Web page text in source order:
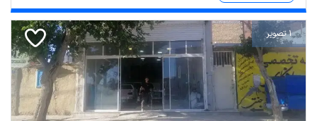
1 تصویر